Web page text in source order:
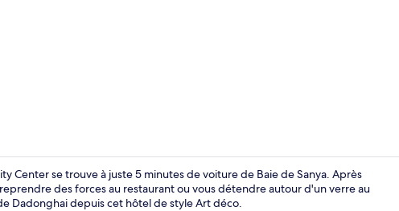
Center se trouve à juste 5 minutes de voiture de Baie de Sanya. Après
des forces au restaurant ou vous détendre autour d'un verre au
Dadonghai depuis cet hôtel de style Art déco.